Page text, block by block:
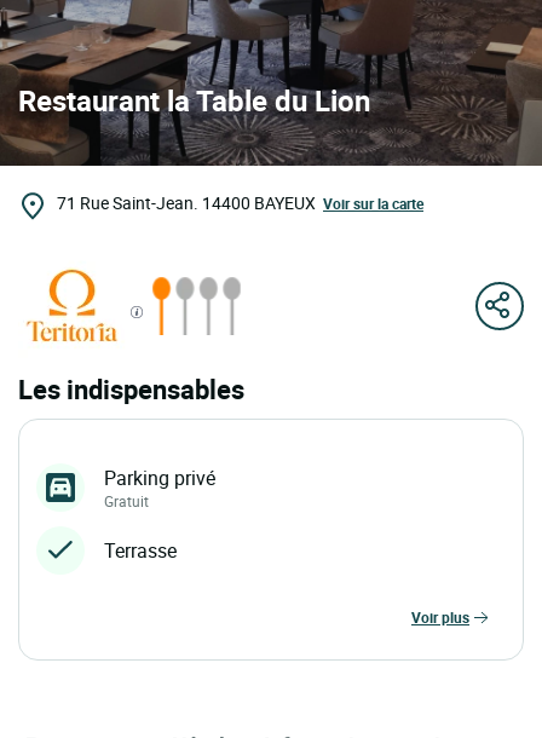
Restaurant la Table du Lion
71 Rue Saint-Jean. 14400 BAYEUX Voir sur la carte
Les indispensables
Parking privé
Gratuit
Terrasse
voir plus